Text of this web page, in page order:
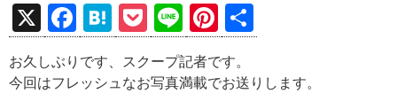
X
F
a
ce
H
at
e
P
o
ck
Li
n
e
Pi
nt
er
有
お久しぶりです、スクープ記者です。
今回はフレッシュなお写真満載でお送りします。